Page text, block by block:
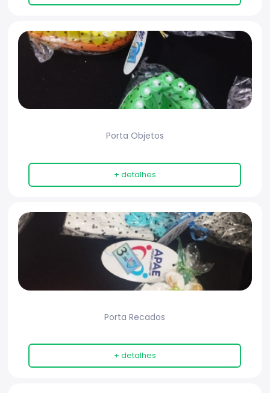
Porta Objetos
+ detalhes
Porta Recados
+ detalhes